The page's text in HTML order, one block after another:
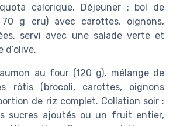
calorique. Déjeuner : bol de
g cru) avec carottes, oignons,
servi avec une salade verte et
d’olive.
au four (120 g), mélange de
rôtis (brocoli, carottes, oignons
de riz complet. Collation soir :
sucres ajoutés ou un fruit entier,